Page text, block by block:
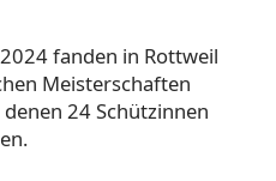
fanden in Rottweil
Meisterschaften
24 Schützinnen